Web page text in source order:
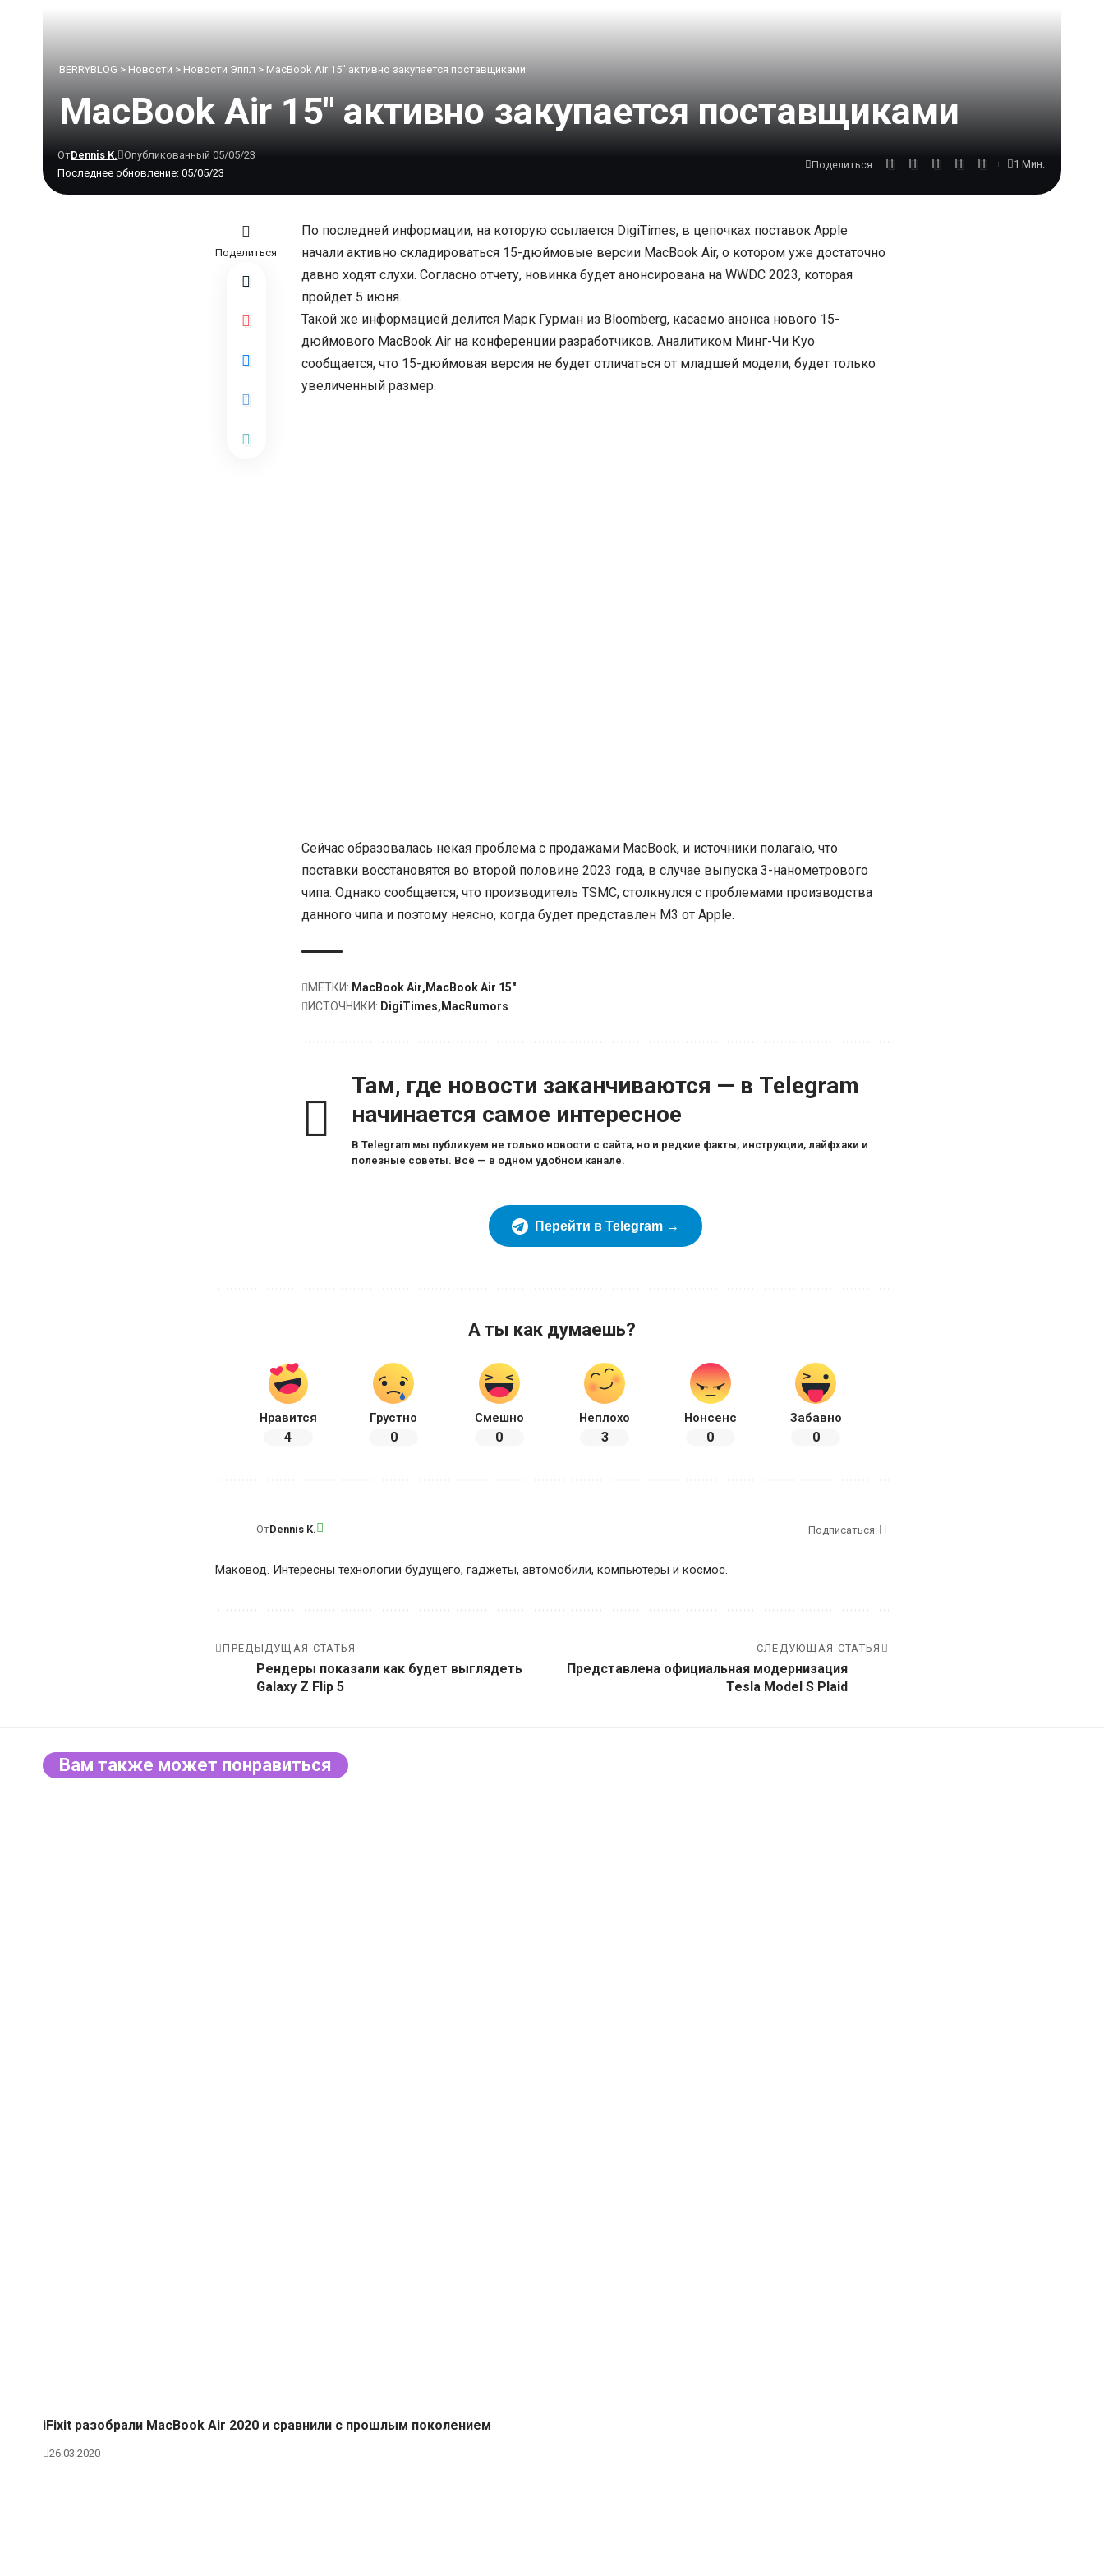
BERRYBLOG > Новости > Новости Эппл > MacBook Air 15″ активно закупается поставщиками
MacBook Air 15″ активно закупается поставщиками
Последнее обновление: 05/05/23
ОтDennis K. Опубликованный 05/05/23
Поделиться 1 Мин.
Поделиться
По последней информации, на которую ссылается DigiTimes, в цепочках поставок Apple
начали активно складироваться 15-дюймовые версии MacBook Air, о котором уже достаточно
давно ходят слухи. Согласно отчету, новинка будет анонсирована на WWDC 2023, которая
пройдет 5 июня.
Такой же информацией делится Марк Гурман из Bloomberg, касаемо анонса нового 15-
дюймового MacBook Air на конференции разработчиков. Аналитиком Минг-Чи Куо
сообщается, что 15-дюймовая версия не будет отличаться от младшей модели, будет только
увеличенный размер.
Сейчас образовалась некая проблема с продажами MacBook, и источники полагаю, что
поставки восстановятся во второй половине 2023 года, в случае выпуска 3-нанометрового
чипа. Однако сообщается, что производитель TSMC, столкнулся с проблемами производства
данного чипа и поэтому неясно, когда будет представлен M3 от Apple.
МЕТКИ: MacBook Air MacBook Air 15"
ИСТОЧНИКИ: DigiTimes MacRumors
Там, где новости заканчиваются — в Telegram
начинается самое интересное
В Telegram мы публикуем не только новости с сайта, но и редкие факты, инструкции, лайфхаки и
полезные советы. Всё — в одном удобном канале.
Перейти в Telegram →
А ты как думаешь?
Нравится
4
Грустно
0
Смешно
0
Неплохо
3
Нонсенс
0
Забавно
0
ОтDennis K. Подписаться:
Маковод. Интересны технологии будущего, гаджеты, автомобили, компьютеры и космос.
ПРЕДЫДУЩАЯ СТАТЬЯ
Рендеры показали как будет выглядеть
Galaxy Z Flip 5
СЛЕДУЮЩАЯ СТАТЬЯ
Представлена официальная модернизация
Tesla Model S Plaid
Вам также может понравиться
iFixit разобрали MacBook Air 2020 и сравнили с прошлым поколением
26.03.2020